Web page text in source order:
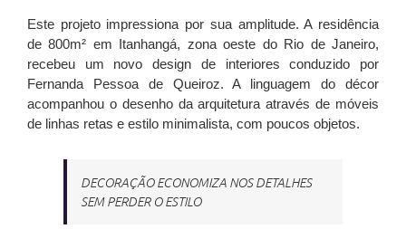
Este projeto impressiona por sua amplitude. A residência
de 800m² em Itanhangá, zona oeste do Rio de Janeiro,
recebeu um novo design de interiores conduzido por
Fernanda Pessoa de Queiroz. A linguagem do décor
acompanhou o desenho da arquitetura através de móveis
de linhas retas e estilo minimalista, com poucos objetos.
DECORAÇÃO ECONOMIZA NOS DETALHES
SEM PERDER O ESTILO